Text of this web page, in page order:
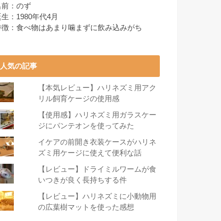
前：のず
：1980年代4月
徴：食べ物はあまり噛まずに飲み込みがち
人気の記事
【本気レビュー】ハリネズミ用アク
リル飼育ケージの使用感
【使用感】ハリネズミ用ガラスケー
ジにパンテオンを使ってみた
イケアの前開き衣装ケースがハリネ
ズミ用ケージに使えて便利な話
【レビュー】ドライミルワームが食
いつきが良く長持ちする件
【レビュー】ハリネズミに小動物用
の広葉樹マットを使った感想